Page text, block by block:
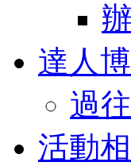
達人
過
活動